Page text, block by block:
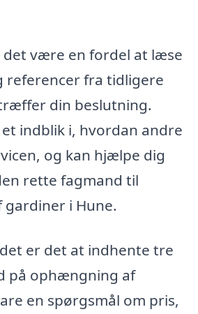
det være en fordel at læse
referencer fra tidligere
din beslutning.
indblik i, hvordan andre
og kan hjælpe dig
rette fagmand til
i Hune.
er det at indhente tre
på ophængning af
en spørgsmål om pris,